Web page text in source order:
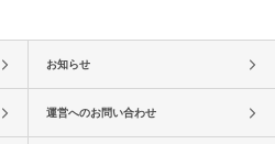
お知らせ
運営へのお問い合わせ